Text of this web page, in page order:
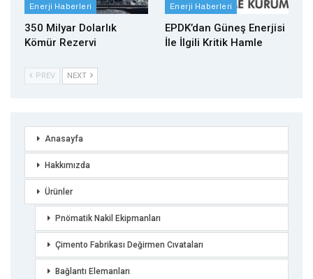
Enerji Haberleri
350 Milyar Dolarlık
Kömür Rezervi
Enerji Haberleri
EPDK’dan Güneş Enerjisi
İle İlgili Kritik Hamle
PREV NEXT
Anasayfa
Hakkımızda
Ürünler
Pnömatik Nakil Ekipmanları
Çimento Fabrikası Değirmen Cıvataları
Bağlantı Elemanları